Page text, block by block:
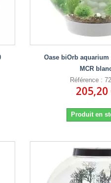
Oase biOrb aquarium
MCR
Référence :
205,20
Produit en